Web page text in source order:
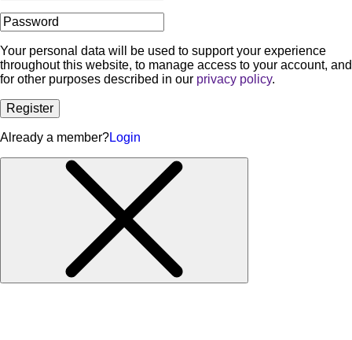
Your personal data will be used to support your experience
throughout this website, to manage access to your account, and
for other purposes described in our privacy policy.
Register
Already a member?Login